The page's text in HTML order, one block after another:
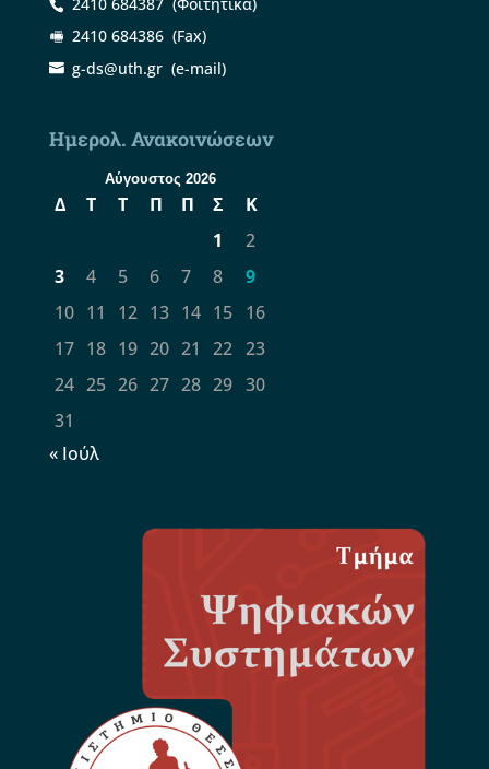
2410 684386(Fax)
g-ds@uth.gr(e-mail)
Ημερολ. Ανακοινώσεων
Αύγουστος 2026
Δ Τ Τ Π Π Σ
Κ
1
2
3
4 5 6 7 8
9
10 11 12 13 14 15
16
17 18 19 20 21 22 23
24 25 26 27 28 29 30
31
« Ιούλ